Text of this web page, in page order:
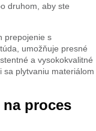
druhom, aby ste
prepojenie s
umožňuje presné
a vysokokvalitné
plytvaniu materiálom
proces